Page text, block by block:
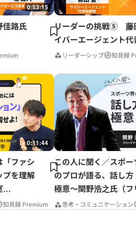
0:53:15
路氏
リーダーの挑戦⑤ 藤
イバーエージェント代
リーダーシップ 知見録
0:11:44
ファシ
プを理解
知見録 Premium
この人に聞く／スポー
のプロが語る、話し
極意～関野浩之氏（
ンサー）
思考・コミュニケーション